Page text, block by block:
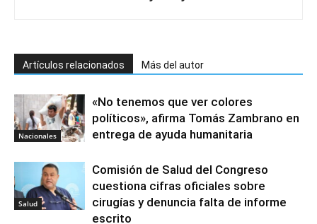
Artículos relacionados Más del autor
Nacionales
«No tenemos que ver colores
políticos», afirma Tomás Zambrano en
entrega de ayuda humanitaria
Salud
Comisión de Salud del Congreso
cuestiona cifras oficiales sobre
cirugías y denuncia falta de informe
escrito